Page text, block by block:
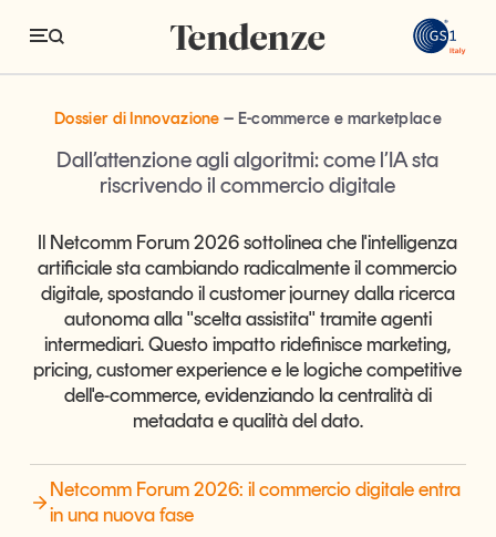
Tendenze
Netcomm Forum 2026: il commercio
Netcomm Forum 2026: il commercio digitale entra in una
Innovazione
Logistica
Retail e brand
Sostenibilità
Grandi temi
Magazine
Articoli
Studi e ricerche
Dossier di Innovazione E-commerce e marketplace
Dall’attenzione agli algoritmi: come l’IA sta
riscrivendo il commercio digitale
Il Netcomm Forum 2026 sottolinea che l'intelligenza
artificiale sta cambiando radicalmente il commercio
digitale, spostando il customer journey dalla ricerca
autonoma alla "scelta assistita" tramite agenti
intermediari. Questo impatto ridefinisce marketing,
pricing, customer experience e le logiche competitive
dell'e-commerce, evidenziando la centralità di
metadata e qualità del dato.
Netcomm Forum 2026: il commercio digitale entra
in una nuova fase